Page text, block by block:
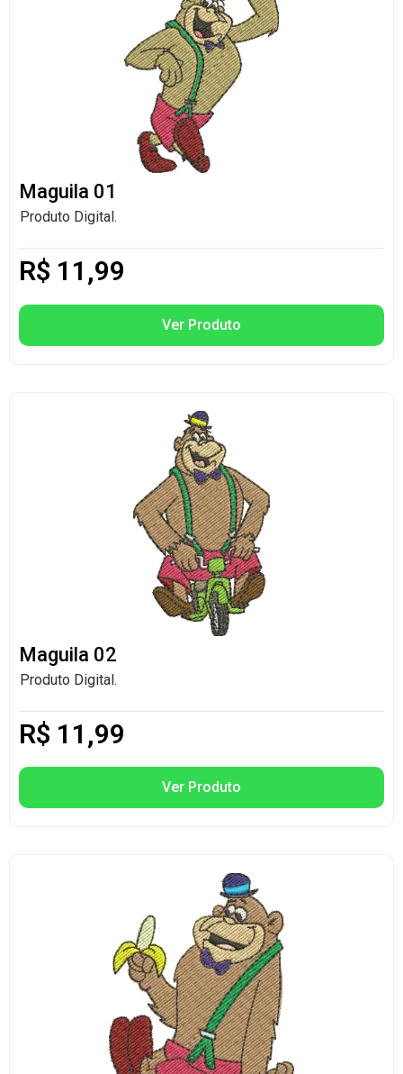
Maguila 01
Produto Digital.
R$ 11,99
Ver Produto
Maguila 02
Produto Digital.
R$ 11,99
Ver Produto